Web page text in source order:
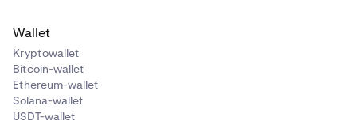
Wallet
Kryptowallet
Bitcoin-wallet
Ethereum-wallet
Solana-wallet
USDT-wallet